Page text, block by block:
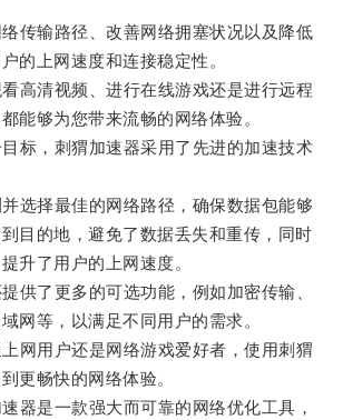
输路径、改善网络拥塞状况以及降低
的上网速度和连接稳定性。
清视频、进行在线游戏还是进行远程
能够为您带来流畅的网络体验。
，刺猬加速器采用了先进的加速技术
择最佳的网络路径，确保数据包能够
目的地，避免了数据丢失和重传，同时
升了用户的上网速度。
了更多的可选功能，例如加密传输、
网等，以满足不同用户的需求。
用户还是网络游戏爱好者，使用刺猬
更畅快的网络体验。
是一款强大而可靠的网络优化工具，